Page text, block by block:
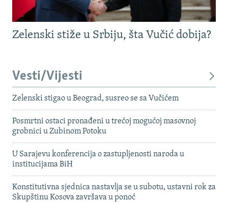
Zelenski stiže u Srbiju, šta Vučić dobija?
Vesti/Vijesti
Zelenski stigao u Beograd, susreo se sa Vučićem
Posmrtni ostaci pronađeni u trećoj mogućoj masovnoj
grobnici u Zubinom Potoku
U Sarajevu konferencija o zastupljenosti naroda u
institucijama BiH
Konstitutivna sjednica nastavlja se u subotu, ustavni rok za
Skupštinu Kosova završava u ponoć